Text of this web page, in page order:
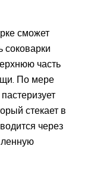
сможет
соковарки
часть
По мере
стекает в
через